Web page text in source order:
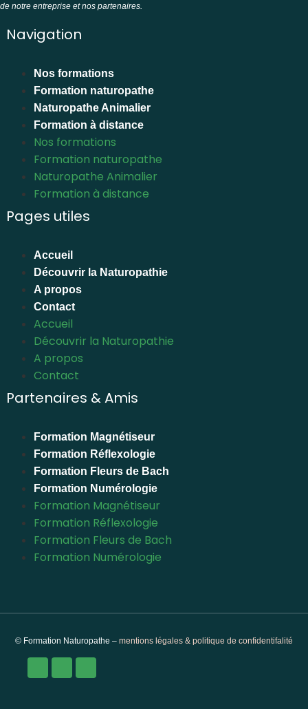
de notre entreprise et nos partenaires.
Navigation
Nos formations
Formation naturopathe
Naturopathe Animalier
Formation à distance
Nos formations
Formation naturopathe
Naturopathe Animalier
Formation à distance
Pages utiles
Accueil
Découvrir la Naturopathie
A propos
Contact
Accueil
Découvrir la Naturopathie
A propos
Contact
Partenaires & Amis
Formation Magnétiseur
Formation Réflexologie
Formation Fleurs de Bach
Formation Numérologie
Formation Magnétiseur
Formation Réflexologie
Formation Fleurs de Bach
Formation Numérologie
© Formation Naturopathe – mentions légales & politique de confidentifalité